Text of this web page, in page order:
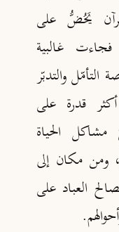
يَحُضُّ على
فجاءت غالبية
والتدبّر
قدرة على
مشاكل الحياة
ومن مكان إلى
العباد على